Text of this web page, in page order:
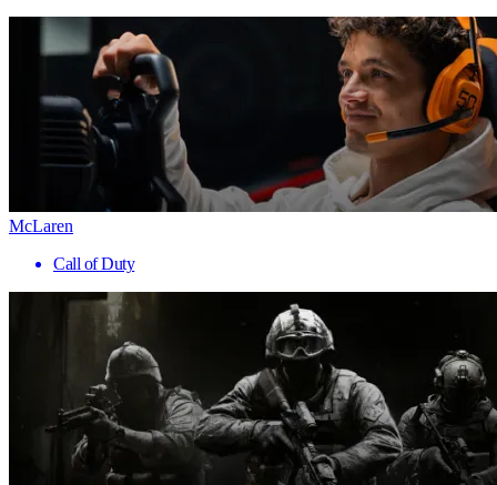
McLaren
Call of Duty